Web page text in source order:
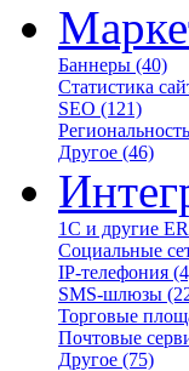
Баннеры (40)
Статистика
SEO (121)
Региональность
Другое (46)
1С и другие
Социальные
IP-телефония
SMS-шлюзы
Торговые
Почтовые
Другое (75)